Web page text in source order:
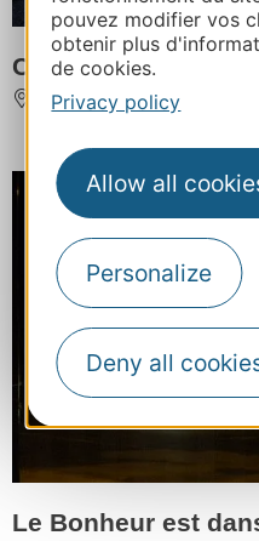
pouvez modifier vos
obtenir plus
de cookies.
Privacy policy
Allow all
Personalize
Deny all
Crêperie café Laoza
LA CAVALERIE
Le Bonheur est